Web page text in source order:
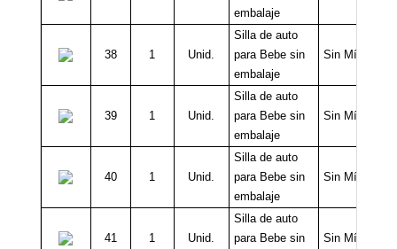
embalaje
38 1 Unid.
Silla de auto
para Bebe sin
embalaje
Sin Mínimo
39 1 Unid.
Silla de auto
para Bebe sin
embalaje
Sin Mínimo
40 1 Unid.
Silla de auto
para Bebe sin
embalaje
Sin Mínimo
41 1 Unid.
Silla de auto
para Bebe sin
Sin Mínimo